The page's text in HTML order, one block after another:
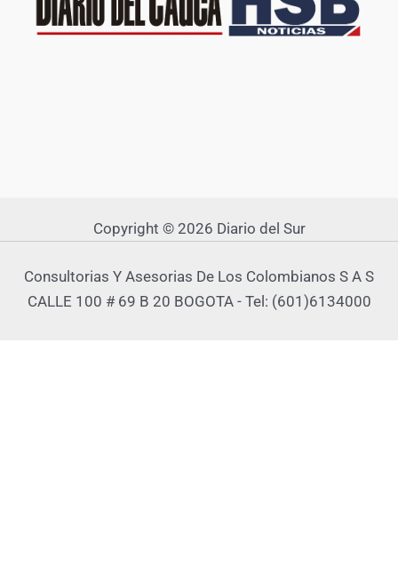
Copyright © 2026 Diario del Sur
Consultorias Y Asesorias De Los Colombianos S A S
CALLE 100 # 69 B 20 BOGOTA - Tel: (601)6134000